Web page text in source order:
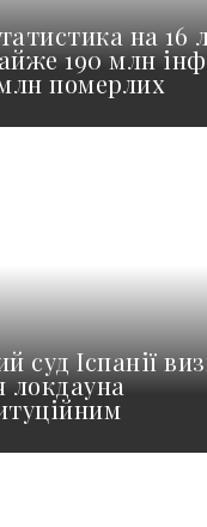
на 16
190 млн
померлих
суд Іспанії
локдауна